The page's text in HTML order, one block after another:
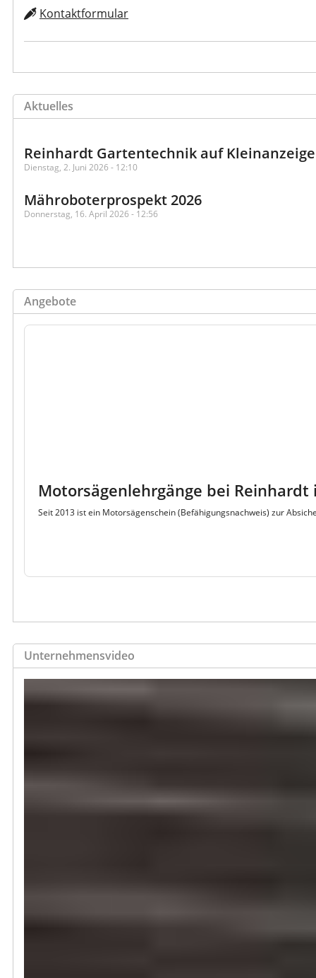
Kontaktformular
Aktuelles
Reinhardt Gartentechnik auf
Dienstag, 2. Juni 2026 - 12:10
Mähroboterprospekt 2026
Donnerstag, 16. April 2026 - 12:56
Angebote
Motorsägenlehrgänge bei Reinhardt
Seit 2013 ist ein Motorsägenschein (Befähigungsnachweis) zur
Unternehmensvideo